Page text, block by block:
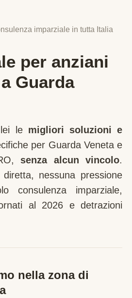
imparziale in tutta Italia
per anziani
Guarda
le migliori soluzioni e
per Guarda Venetae
, senza alcun vincolo.
nessuna pressione
consulenza imparziale,
al 2026 e detrazioni
nella zona di